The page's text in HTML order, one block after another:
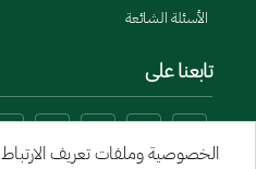
الأسئلة الشائعة
تابعنا على
الخصوصية وملفات تعريف الارتباط